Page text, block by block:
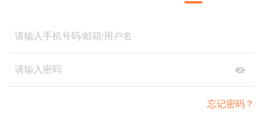
忘记密码？